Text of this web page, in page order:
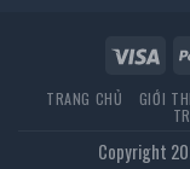
TRANG CHỦ GIỚI
Copyright